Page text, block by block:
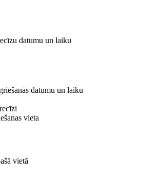
datumu un laiku
datumu un laiku
vieta
vietā